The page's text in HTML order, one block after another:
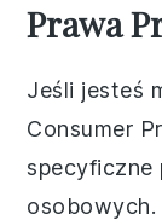
Prawa
Jeśli jesteś
Consumer
specyficzne
osobowych.